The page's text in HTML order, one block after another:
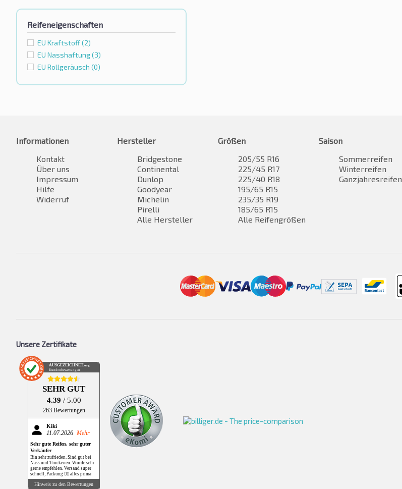
Reifeneigenschaften
EU Kraftstoff(2)
EU Nasshaftung(3)
EU Rollgeräusch (0)
Informationen
Kontakt
Über uns
Impressum
Hilfe
Widerruf
Hersteller
Bridgestone
Continental
Dunlop
Goodyear
Michelin
Pirelli
Alle Hersteller
Größen
205/55 R16
225/45 R17
225/40 R18
195/65 R15
235/35 R19
185/65 R15
Alle Reifengrößen
Saison
Sommerreifen
Winterreifen
Ganzjahresreifen
Unsere Zertifikate
AUSGEZEICHNET .org
Kundenbewertungen
SEHR GUT
4.39 / 5.00
263 Bewertungen
Kiki
11.07.2026 Mehr
Sehr gute Reifen, sehr guter
Verkäufer
Bin sehr zufrieden. Sind gut bei
Nass und Trockenen. Wurde sehr
gerne empfehlen. Versand super
schnell, Packung 👌🏻 alles prima
Hinweis zu den Bewertungen